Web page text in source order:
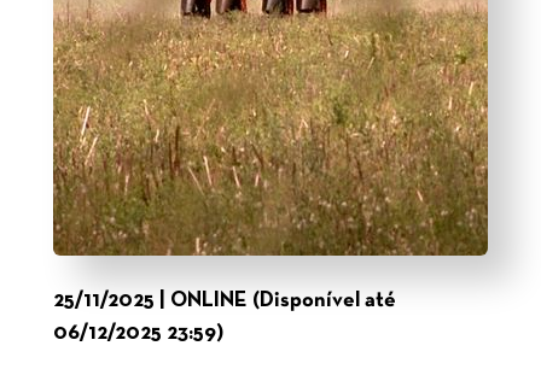
25/11/2025 | ONLINE (Disponível até
06/12/2025 23:59)